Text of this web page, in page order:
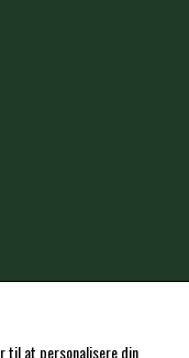
til at personalisere din